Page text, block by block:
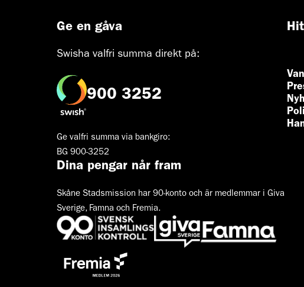
Ge en gåva
Swisha valfri summa direkt på:
900 3252
Ge valfri summa via bankgiro:
BG 900-3252
Dina pengar når fram
Skåne Stadsmission har 90-konto och är medlemmar i Giva
Sverige, Famna och Fremia.